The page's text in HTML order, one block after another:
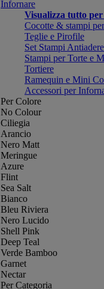
Infornare
Visualizza tutto
Cocotte & stampi
Teglie e Pirofile
Set Stampi
Stampi per Torte e
Tortiere
Ramequin e Mini
Accessori per
Per Colore
No Colour
Ciliegia
Arancio
Nero Matt
Meringue
Azure
Flint
Sea Salt
Bianco
Bleu Riviera
Nero Lucido
Shell Pink
Deep Teal
Verde Bamboo
Garnet
Nectar
Per Categoria